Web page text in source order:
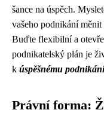
šance na úspěch.
vašeho podnikání
Buďte flexibilní a
podnikatelský plán je
k úspěšnému podnikání
Právní forma: